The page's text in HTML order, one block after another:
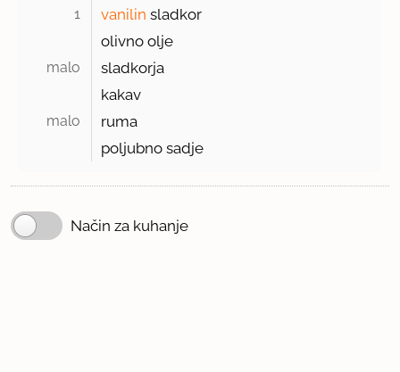
1 vanilin sladkor
olivno olje
malo
sladkorja
kakav
malo
ruma
poljubno sadje
Način za kuhanje